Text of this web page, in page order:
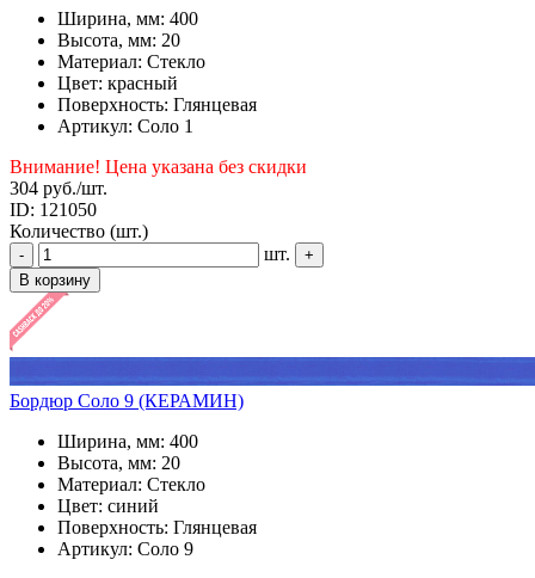
Ширина, мм: 400
Высота, мм: 20
Материал: Стекло
Цвет: красный
Поверхность: Глянцевая
Артикул: Соло 1
Внимание! Цена указана без скидки
304 руб./шт.
ID: 121050
Количество (шт.)
- шт.
+
В корзину
Бордюр Соло 9 (КЕРАМИН)
Ширина, мм: 400
Высота, мм: 20
Материал: Стекло
Цвет: синий
Поверхность: Глянцевая
Артикул: Соло 9